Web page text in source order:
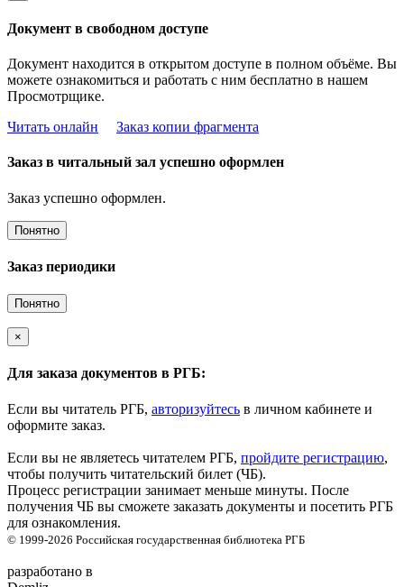
Документ в свободном доступе
Документ находится в открытом доступе в полном объёме. Вы
можете ознакомиться и работать с ним бесплатно в нашем
Просмотрщике.
Читать онлайн
Заказ копии фрагмента
Заказ в читальный зал успешно оформлен
Заказ успешно оформлен.
Понятно
Заказ периодики
Понятно
×
Для заказа документов в РГБ:
Если вы читатель РГБ, авторизуйтесь в личном кабинете и
оформите заказ.
Если вы не являетесь читателем РГБ, пройдите регистрацию,
чтобы получить читательский билет (ЧБ).
Процесс регистрации занимает меньше минуты. После
получения ЧБ вы сможете заказать документы и посетить РГБ
для ознакомления.
© 1999-2026 Российская государственная библиотека РГБ
разработано в